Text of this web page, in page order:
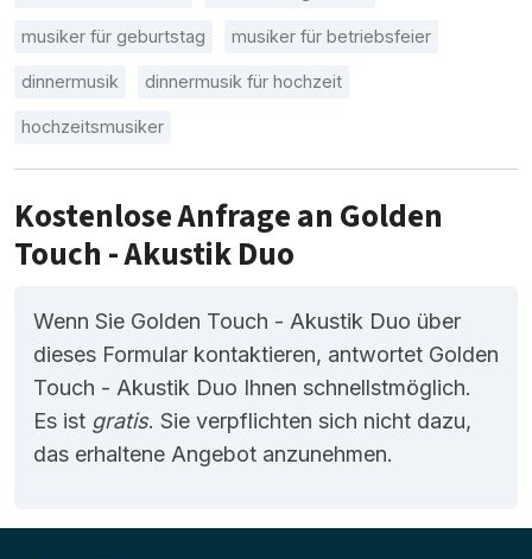
musiker für geburtstag musiker für betriebsfeier
dinnermusik dinnermusik für hochzeit
hochzeitsmusiker
Kostenlose Anfrage an Golden
Touch - Akustik Duo
Wenn Sie Golden Touch - Akustik Duo über
dieses Formular kontaktieren, antwortet Golden
Touch - Akustik Duo Ihnen schnellstmöglich.
Es ist gratis. Sie verpflichten sich nicht dazu,
das erhaltene Angebot anzunehmen.